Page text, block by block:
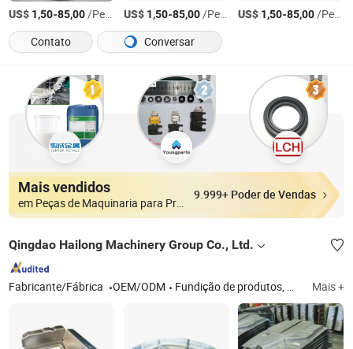
US$ 1,50-85,00/Peça US$ 1,50-85,00/Peça US$ 1,50-85,00/Peça
Contato
Conversar
Mais vendidos
em Peças de Maquinaria para Processar Metal
9.999+ Poder de Vendas
Qingdao Hailong Machinery Group Co., Ltd.
Fabricante/Fábrica OEM/ODM Fundição de produtos, matriz de estampagem de metal, peça de estampagem de metal, molde de injeção de plástico, fundição sob pressão, carroceria de caminhão Mais +